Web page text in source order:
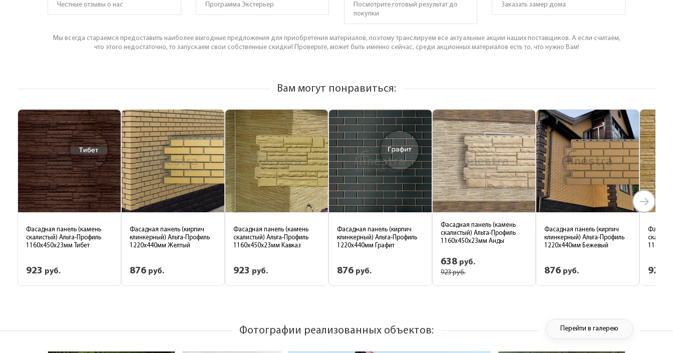
Честные отзывы о нас Программа Экстерьер
Посмотрите готовый результат до
покупки
Заказать замер дома
Мы всегда стараемся предоставить наиболее выгодные предложения для приобретения материалов, поэтому транслируем все актуальные акции наших поставщиков. А если считаем,
что этого недостаточно, то запускаем свои собственные скидки! Проверьте, может быть именно сейчас, среди акционных материалов есть то, что нужно Вам!
Вам могут понравиться:
Фотографии реализованных объектов: Перейти в галерею